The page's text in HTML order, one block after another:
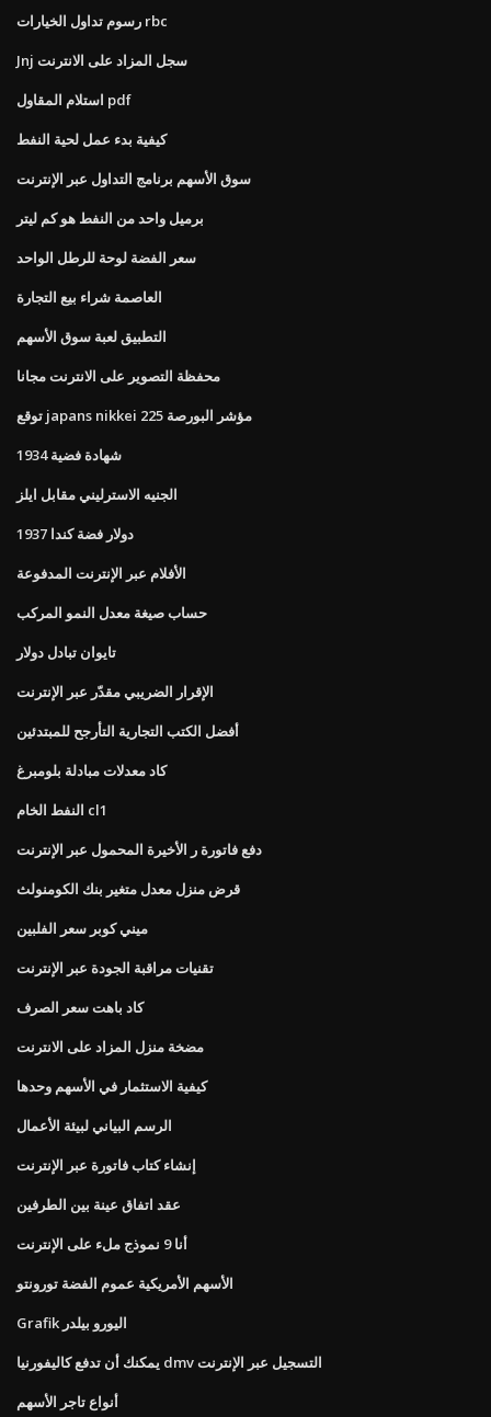
رسوم تداول الخيارات rbc
Jnj سجل المزاد على الانترنت
استلام المقاول pdf
كيفية بدء عمل لحية النفط
سوق الأسهم برنامج التداول عبر الإنترنت
برميل واحد من النفط هو كم ليتر
سعر الفضة لوحة للرطل الواحد
العاصمة شراء بيع التجارة
التطبيق لعبة سوق الأسهم
محفظة التصوير على الانترنت مجانا
توقع japans nikkei 225 مؤشر البورصة
شهادة فضية 1934
الجنيه الاسترليني مقابل ايلز
1937 دولار فضة كندا
الأفلام عبر الإنترنت المدفوعة
حساب صيغة معدل النمو المركب
تايوان تبادل دولار
الإقرار الضريبي مقدّر عبر الإنترنت
أفضل الكتب التجارية التأرجح للمبتدئين
كاد معدلات مبادلة بلومبرغ
النفط الخام cl1
دفع فاتورة ر الأخيرة المحمول عبر الإنترنت
قرض منزل معدل متغير بنك الكومنولث
ميني كوبر سعر الفلبين
تقنيات مراقبة الجودة عبر الإنترنت
كاد باهت سعر الصرف
مضخة منزل المزاد على الانترنت
كيفية الاستثمار في الأسهم وحدها
الرسم البياني لبيئة الأعمال
إنشاء كتاب فاتورة عبر الإنترنت
عقد اتفاق عينة بين الطرفين
أنا 9 نموذج ملء على الإنترنت
الأسهم الأمريكية عموم الفضة تورونتو
Grafik اليورو بيلدر
يمكنك أن تدفع كاليفورنيا dmv التسجيل عبر الإنترنت
أنواع تاجر الأسهم